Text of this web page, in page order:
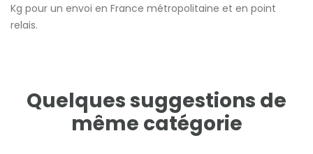
Kg pour un envoi en France métropolitaine et en point
relais.
Quelques suggestions de
même catégorie